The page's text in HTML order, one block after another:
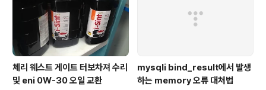
체리 웨스트 게이트 터보차져 수리
및 eni 0W-30 오일 교환
mysqli bind_result에서 발생
하는 memory 오류 대처법